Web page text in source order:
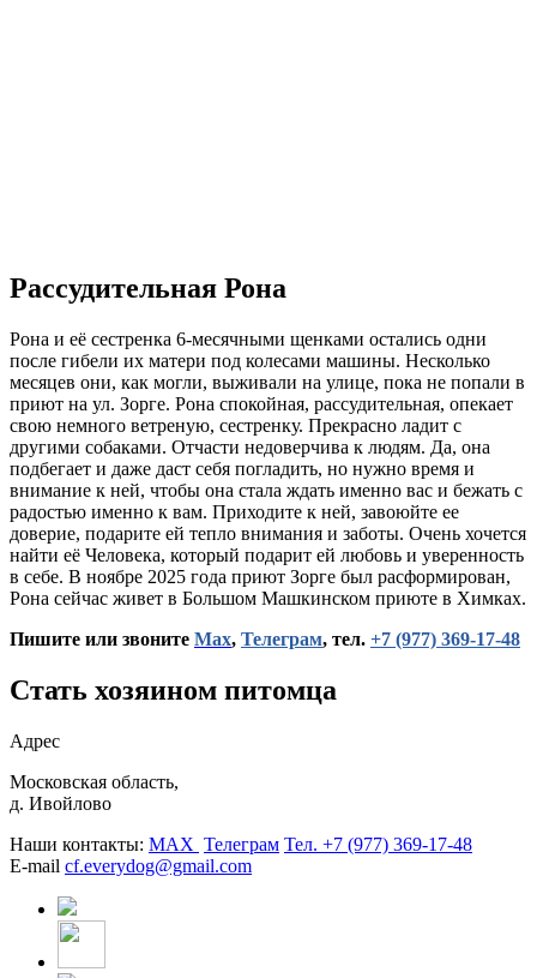
Рассудительная Рона
Рона и её сестренка 6-месячными щенками остались одни
после гибели их матери под колесами машины. Несколько
месяцев они, как могли, выживали на улице, пока не попали в
приют на ул. Зорге. Рона спокойная, рассудительная, опекает
свою немного ветреную, сестренку. Прекрасно ладит с
другими собаками. Отчасти недоверчива к людям. Да, она
подбегает и даже даст себя погладить, но нужно время и
внимание к ней, чтобы она стала ждать именно вас и бежать с
радостью именно к вам. Приходите к ней, завоюйте ее
доверие, подарите ей тепло внимания и заботы. Очень хочется
найти её Человека, который подарит ей любовь и уверенность
в себе. В ноябре 2025 года приют Зорге был расформирован,
Рона сейчас живет в Большом Машкинском приюте в Химках.
Пишите или звоните Мах, Телеграм, тел. +7 (977) 369-17-48
Стать хозяином питомца
Адрес
Московская область,
д. Ивойлово
Наши контакты: MAX Телеграм Тел. +7 (977) 369-17-48
E-mail cf.everydog@gmail.com